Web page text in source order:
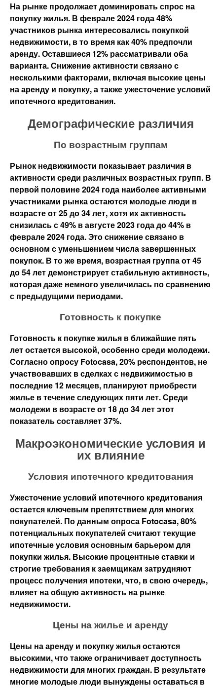
На рынке продолжает доминировать спрос на
покупку жилья. В феврале 2024 года 48%
участников рынка интересовались покупкой
недвижимости, в то время как 40% предпочли
аренду. Оставшиеся 12% рассматривали оба
варианта. Снижение активности связано с
несколькими факторами, включая высокие цены
на аренду и покупку, а также ужесточение условий
ипотечного кредитования.
Демографические различия
По возрастным группам
Рынок недвижимости показывает различия в
активности среди различных возрастных групп. В
первой половине 2024 года наиболее активными
участниками рынка остаются молодые люди в
возрасте от 25 до 34 лет, хотя их активность
снизилась с 49% в августе 2023 года до 44% в
феврале 2024 года. Это снижение связано в
основном с уменьшением числа завершенных
покупок. В то же время, возрастная группа от 45
до 54 лет демонстрирует стабильную активность,
которая даже немного увеличилась по сравнению
с предыдущими периодами.
Готовность к покупке
Готовность к покупке жилья в ближайшие пять
лет остается высокой, особенно среди молодежи.
Согласно опросу Fotocasa, 20% респондентов, не
участвовавших в сделках с недвижимостью в
последние 12 месяцев, планируют приобрести
жилье в течение следующих пяти лет. Среди
молодежи в возрасте от 18 до 34 лет этот
показатель составляет 37%.
Макроэкономические условия и
их влияние
Условия ипотечного кредитования
Ужесточение условий ипотечного кредитования
остается ключевым препятствием для многих
покупателей. По данным опроса Fotocasa, 80%
потенциальных покупателей считают текущие
ипотечные условия основным барьером для
покупки жилья. Высокие процентные ставки и
строгие требования к заемщикам затрудняют
процесс получения ипотеки, что, в свою очередь,
влияет на общую активность на рынке
недвижимости.
Цены на жилье и аренду
Цены на аренду и покупку жилья остаются
высокими, что также ограничивает доступность
недвижимости для многих граждан. В результате
многие молодые люди вынуждены оставаться в